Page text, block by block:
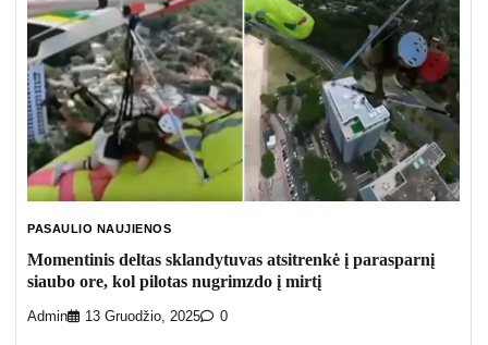
PASAULIO NAUJIENOS
Momentinis deltas sklandytuvas atsitrenkė į parasparnį
siaubo ore, kol pilotas nugrimzdo į mirtį
Admin 13 Gruodžio, 2025 0